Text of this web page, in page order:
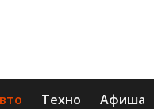
Техно Афиша